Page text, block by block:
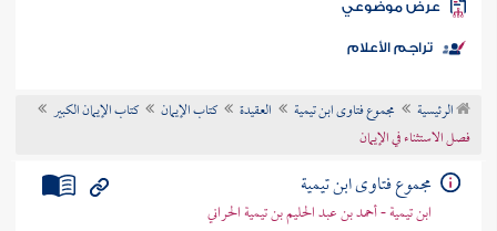
الكتب
موضوعي
تراجم الأعلام
الرئيسية مجموع فتاوى ابن تيمية العقيدة كتاب الإيمان
كتاب الإيمان الكبير
فصل الاستثناء في الإيمان
مجموع فتاوى ابن تيمية
ابن تيمية - أحمد بن عبد الحليم بن تيمية الحراني